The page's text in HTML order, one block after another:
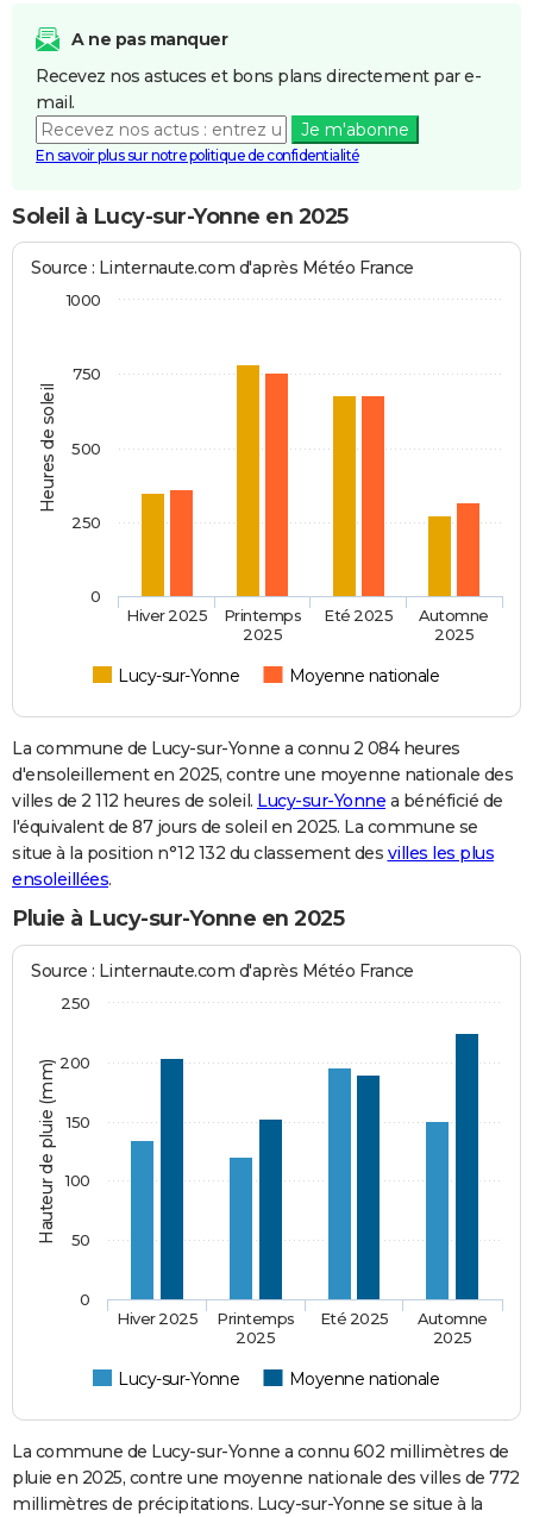
A ne pas manquer
Recevez nos astuces et bons plans directement par e-
mail.
Je m'abonne
En savoir plus sur notre politique de confidentialité
Soleil à Lucy-sur-Yonne en 2025
Heures de soleil
Source : Linternaute.com d'après Météo France
Lucy-sur-Yonne Moyenne nationale
Hiver 2025
Printemps
2025
Eté 2025
Automne
2025
0
1000
250
500
750
La commune de Lucy-sur-Yonne a connu 2 084 heures
d'ensoleillement en 2025, contre une moyenne nationale des
villes de 2 112 heures de soleil. Lucy-sur-Yonne a bénéficié de
l'équivalent de 87 jours de soleil en 2025. La commune se
situe à la position n°12 132 du classement des villes les plus
ensoleillées.
Pluie à Lucy-sur-Yonne en 2025
Hauteur de pluie (mm)
Source : Linternaute.com d'après Météo France
Lucy-sur-Yonne Moyenne nationale
Hiver 2025
Printemps
2025
Eté 2025
Automne
2025
0
50
100
150
200
250
La commune de Lucy-sur-Yonne a connu 602 millimètres de
pluie en 2025, contre une moyenne nationale des villes de 772
millimètres de précipitations. Lucy-sur-Yonne se situe à la